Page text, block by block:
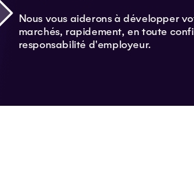
Nous vous aiderons à développer
marchés, rapidement, en toute
responsabilité d'employeur.